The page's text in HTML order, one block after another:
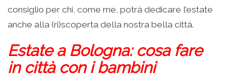
consiglio per chi, come me, potrà dedicare l’estate
anche alla (ri)scoperta della nostra bella città.
Estate a Bologna: cosa fare
in città con i bambini